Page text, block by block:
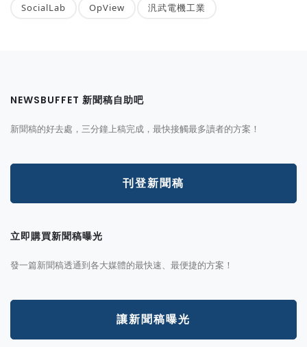
SocialLab OpView 汎武電機工業
NEWSBUFFET 新聞稿自助吧
新聞稿的好去處，三分鐘上稿完成，最快接觸最多讀者的方案！
刊登新聞稿
立即購買新聞稿曝光
發一篇新聞稿透通到各大媒體的最快速、最便捷的方案！
讓新聞稿曝光